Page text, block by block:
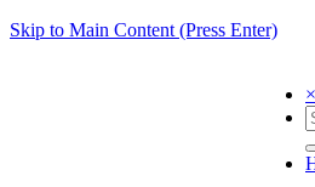
Skip to Main Content (Press Enter)
×